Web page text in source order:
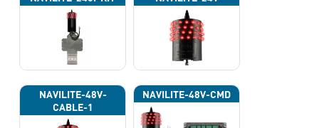
NAVILITE-48V-
CABLE-1
NAVILITE-48V-CMD